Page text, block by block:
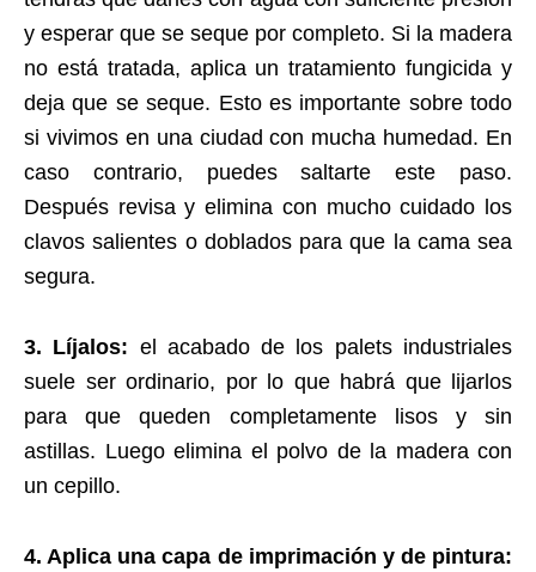
y esperar que se seque por completo. Si la madera
no está tratada, aplica un tratamiento fungicida y
deja que se seque. Esto es importante sobre todo
si vivimos en una ciudad con mucha humedad. En
caso contrario, puedes saltarte este paso.
Después revisa y elimina con mucho cuidado los
clavos salientes o doblados para que la cama sea
segura.
3. Líjalos: el acabado de los palets industriales
suele ser ordinario, por lo que habrá que lijarlos
para que queden completamente lisos y sin
astillas. Luego elimina el polvo de la madera con
un cepillo.
4. Aplica una capa de imprimación y de pintura: